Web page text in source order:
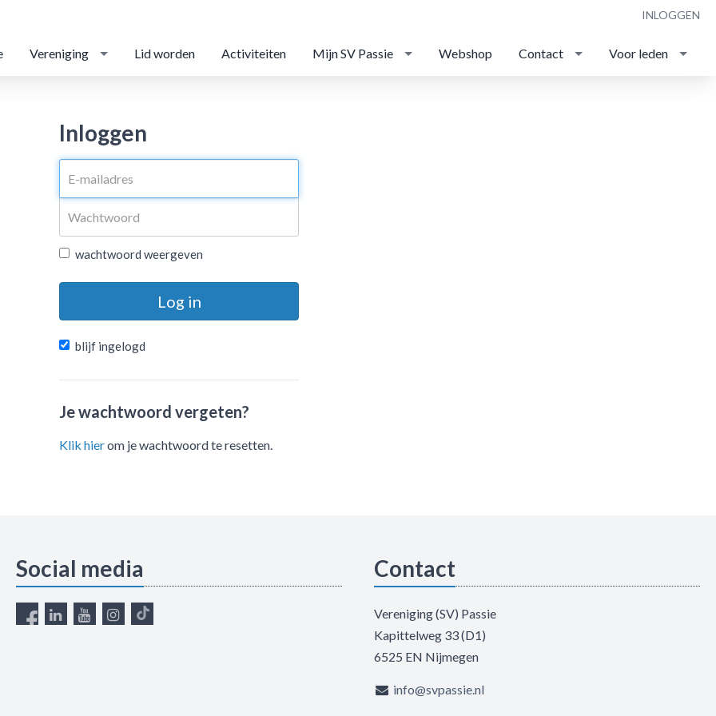
INLOGGEN
Vereniging Lid worden Activiteiten Mijn SV Passie Webshop Contact Voor leden
Inloggen
wachtwoord weergeven
Log in
blijf ingelogd
Je wachtwoord vergeten?
Klik hierom je wachtwoord te resetten.
Social media Contact
Vereniging (SV) Passie
Kapittelweg 33 (D1)
6525 EN Nijmegen
info@svpassie.nl